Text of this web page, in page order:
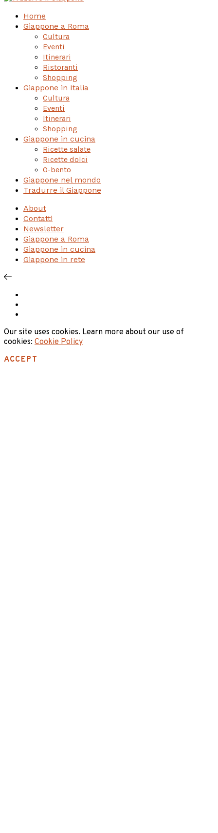
Home
Giappone a Roma
Cultura
Eventi
Itinerari
Ristoranti
Shopping
Giappone in Italia
Cultura
Eventi
Itinerari
Shopping
Giappone in cucina
Ricette salate
Ricette dolci
O-bento
Giappone nel mondo
Tradurre il Giappone
About
Contatti
Newsletter
Giappone a Roma
Giappone in cucina
Giappone in rete
Our site uses cookies. Learn more about our use of
cookies: Cookie Policy
ACCEPT